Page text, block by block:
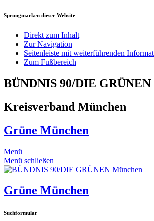
Sprungmarken dieser Website
Direkt zum Inhalt
Zur Navigation
Seitenleiste mit weiterführenden
Zum Fußbereich
BÜNDNIS 90/DIE GRÜNEN
Kreisverband München
Grüne München
Menü
Menü schließen
Grüne München
Suchformular